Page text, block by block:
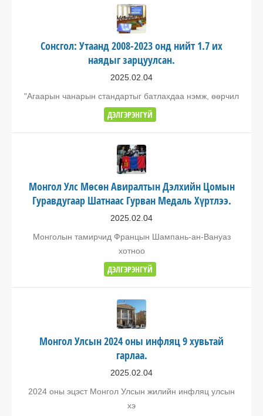
Сонсгол: Утаанд 2008-2023 онд нийт 1.7 их
наядыг зарцуулсан.
2025.02.04
"Агаарын чанарын стандартыг батлахдаа нэмж, өөрчил
ДЭЛГЭРЭНГҮЙ
Монгол Улс Мөсөн Авиралтын Дэлхийн Цомын
Гуравдугаар Шатнаас Гурван Медаль Хүртлээ.
2025.02.04
Монголын тамирчид Францын Шампань-ан-Вануаз
хотноо
ДЭЛГЭРЭНГҮЙ
Монгол Улсын 2024 оны инфляц 9 хувьтай
гарлаа.
2025.02.04
2024 оны эцэст Монгол Улсын жилийн инфляц улсын
хэ